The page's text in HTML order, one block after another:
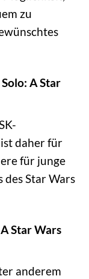
zu
A Star
daher für
für junge
des Star Wars
Star Wars
anderem